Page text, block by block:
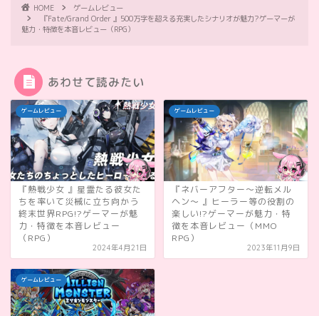
HOME
ゲームレビュー
『Fate/Grand Order 』500万字を超える充実したシナリオが魅力?ゲーマーが
魅力・特徴を本音レビュー（RPG）
あわせて読みたい
ゲームレビュー
『熱戦少女 』星霊たる彼女た
ちを率いて災械に立ち向かう
終末世界RPG!?ゲーマーが魅
力・特徴を本音レビュー
（RPG）
2024年4月21日
ゲームレビュー
『ネバーアフター～逆転メル
ヘン～ 』ヒーラー等の役割の
楽しい!?ゲーマーが魅力・特
徴を本音レビュー（MMO
RPG）
2023年11月9日
ゲームレビュー